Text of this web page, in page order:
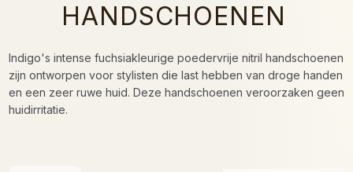
HANDSCHOENEN
Indigo's intense fuchsiakleurige poedervrije nitril handschoenen
zijn ontworpen voor stylisten die last hebben van droge handen
en een zeer ruwe huid. Deze handschoenen veroorzaken geen
huidirritatie.